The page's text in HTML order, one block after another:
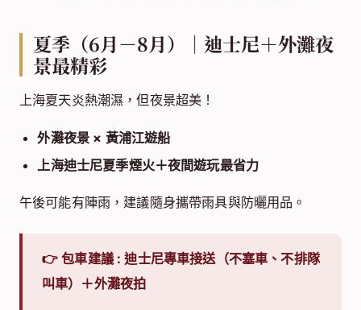
夏季（6月－8月）｜迪士尼＋外灘夜
景最精彩
上海夏天炎熱潮濕，但夜景超美！
外灘夜景 × 黃浦江遊船
上海迪士尼夏季煙火＋夜間遊玩最省力
午後可能有陣雨，建議隨身攜帶雨具與防曬用品。
👉 包車建議 :迪士尼專車接送（不塞車、不排隊
叫車）＋外灘夜拍